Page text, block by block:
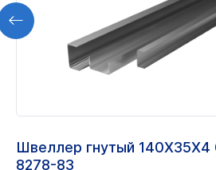
Швеллер гнутый
8278-83